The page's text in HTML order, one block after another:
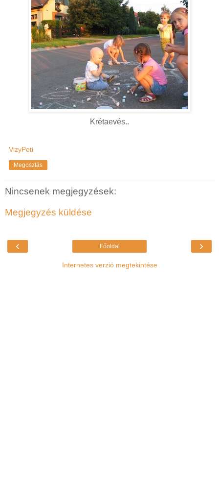
Krétaevés..
VizyPeti
Megosztás
Nincsenek megjegyzések:
Megjegyzés küldése
‹ ›
Főoldal
Internetes verzió megtekintése